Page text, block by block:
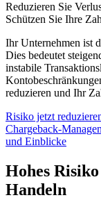
Reduzieren Sie
Schützen Sie Ihre
Ihr Unternehmen ist
Dies bedeutet
instabile
reduzieren und Ihr
Risiko jetzt
Chargeback-
und Einblicke
Hohes
Handeln